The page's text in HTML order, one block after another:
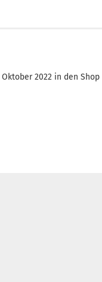
2022 in den